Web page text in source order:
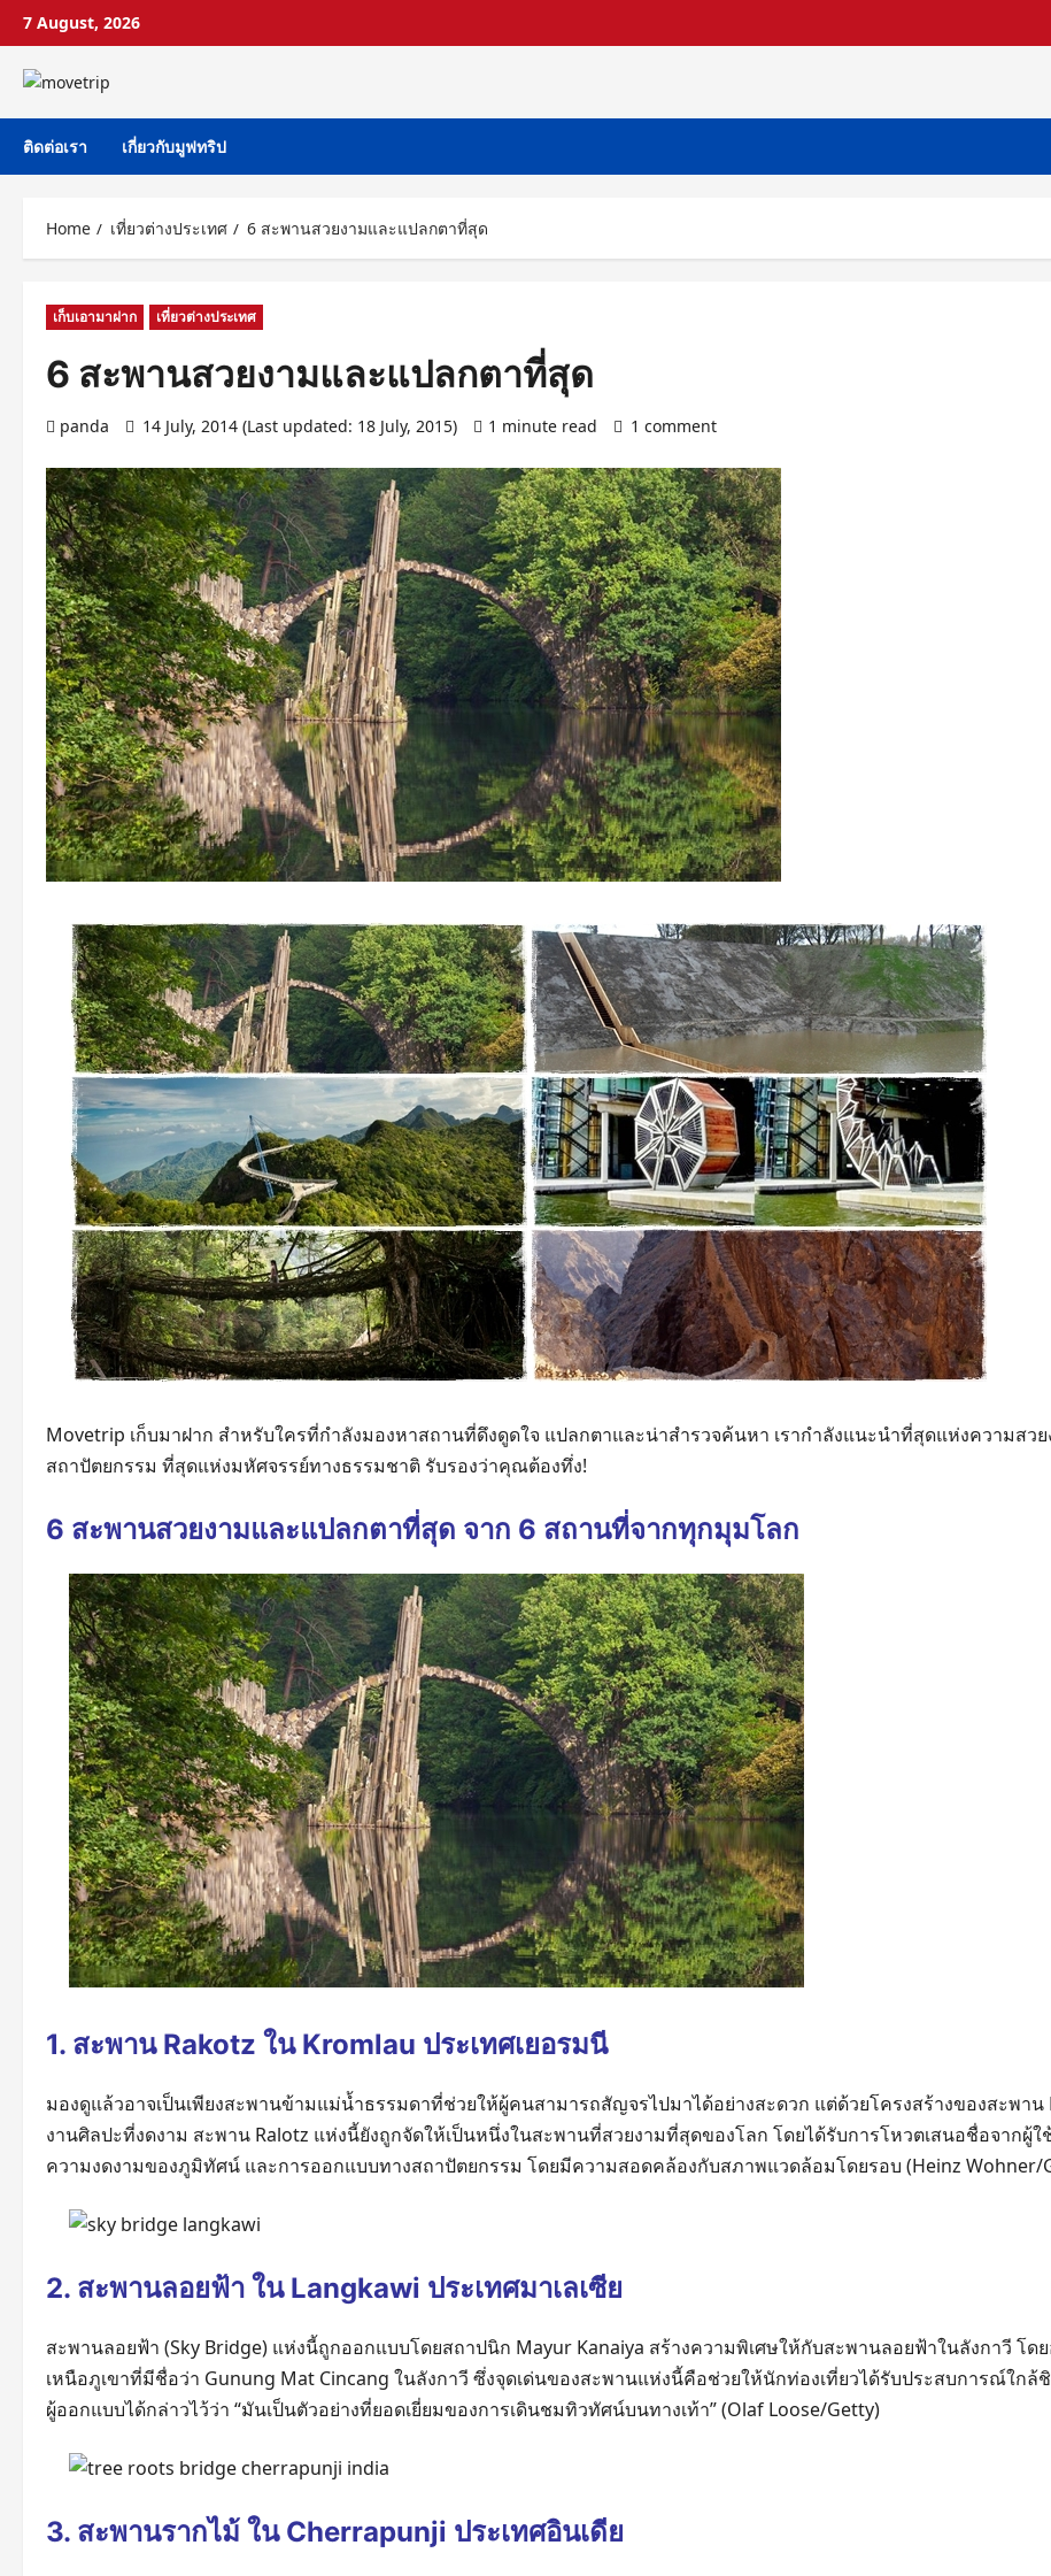
Skip
content
7 August, 2026
ติดต่อเรา เกี่ยวกับมูฟทริป
Home เที่ยวต่างประเทศ 6 สะพานสวยงามและแปลกตาที่สุด
เก็บเอามาฝาก เที่ยวต่างประเทศ
6 สะพานสวยงามและแปลกตาที่สุด
panda 14 July, 2014 (Last updated: 18 July, 2015) 1 minute read 1 comment
Movetrip เก็บมาฝาก สำหรับใครที่กำลังมองหาสถานที่ดึงดูดใจ แปลกตาและน่าสำรวจค้นหา เรากำลังแนะนำที่สุดแห่งความส
สถาปัตยกรรม ที่สุดแห่งมหัศจรรย์ทางธรรมชาติ รับรองว่าคุณต้องทึ่ง!
6 สะพานสวยงามและแปลกตาที่สุด จาก 6 สถานที่จากทุกมุมโลก
1. สะพาน Rakotz ใน Kromlau ประเทศเยอรมนี
มองดูแล้วอาจเป็นเพียงสะพานข้ามแม่น้ำธรรมดาที่ช่วยให้ผู้คนสามารถสัญจรไปมาได้อย่างสะดวก แต่ด้วยโครงสร้างของสะพา
งานศิลปะที่งดงาม สะพาน Ralotz แห่งนี้ยังถูกจัดให้เป็นหนึ่งในสะพานที่สวยงามที่สุดของโลก โดยได้รับการโหวตเสนอชื่อจากผู้
ความงดงามของภูมิทัศน์ และการออกแบบทางสถาปัตยกรรม โดยมีความสอดคล้องกับสภาพแวดล้อมโดยรอบ (Heinz Wohner/
2. สะพานลอยฟ้า ใน Langkawi ประเทศมาเลเซีย
สะพานลอยฟ้า (Sky Bridge) แห่งนี้ถูกออกแบบโดยสถาปนิก Mayur Kanaiya สร้างความพิเศษให้กับสะพานลอยฟ้าในลังกาวี โ
เหนือภูเขาที่มีชื่อว่า Gunung Mat Cincang ในลังกาวี ซึ่งจุดเด่นของสะพานแห่งนี้คือช่วยให้นักท่องเที่ยวได้รับประสบการณ์ใก
ผู้ออกแบบได้กล่าวไว้ว่า “มันเป็นตัวอย่างที่ยอดเยี่ยมของการเดินชมทิวทัศน์บนทางเท้า” (Olaf Loose/Getty)
3. สะพานรากไม้ ใน Cherrapunji ประเทศอินเดีย